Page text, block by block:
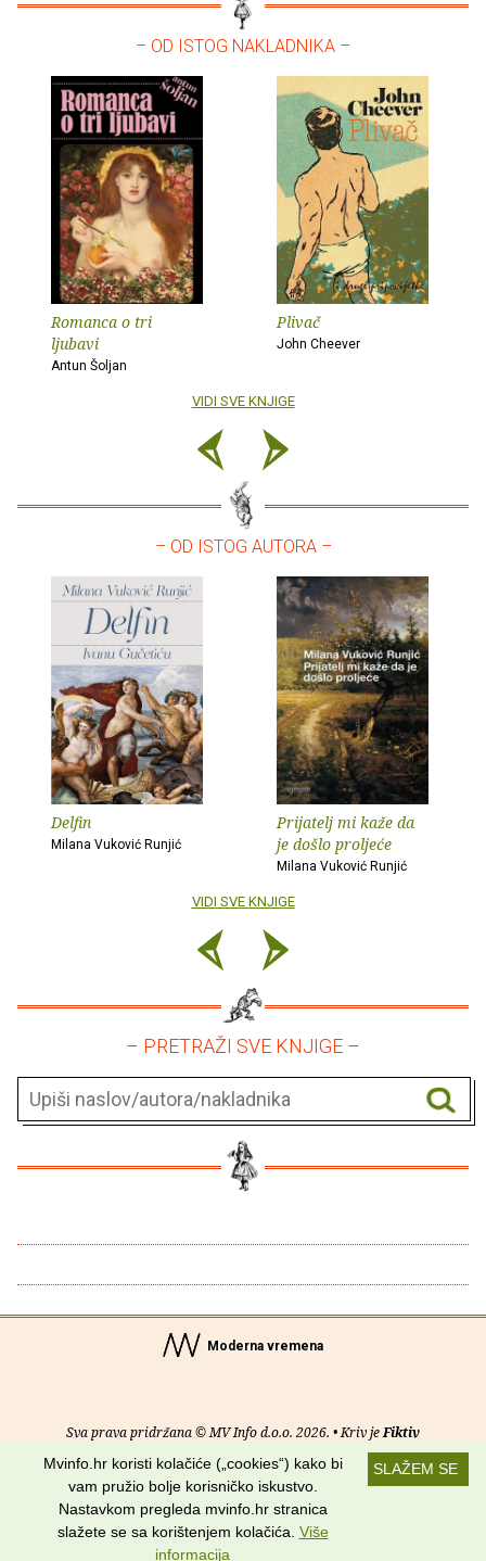
– OD ISTOG NAKLADNIKA –
Romanca o tri
ljubavi
Antun Šoljan
Plivač
John Cheever
VIDI SVE KNJIGE
– OD ISTOG AUTORA –
Delfin
Milana Vuković Runjić
Prijatelj mi kaže da
je došlo proljeće
Milana Vuković Runjić
VIDI SVE KNJIGE
– PRETRAŽI SVE KNJIGE –
Moderna vremena
Sva prava pridržana © MV Info d.o.o. 2026. • Kriv jeFiktiv
Uvjeti korištenja RSS kanali
Potraži nas na:
SLAŽEM SE
Mvinfo.hr koristi kolačiće („cookies“) kako bi
vam pružio bolje korisničko iskustvo.
Nastavkom pregleda mvinfo.hr stranica
slažete se sa korištenjem kolačića. Više
informacija